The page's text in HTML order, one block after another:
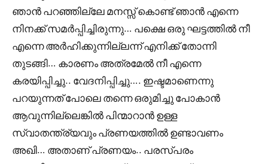
ഞാൻ പറഞ്ഞില്ലേ മനസ്സ് കൊണ്ട് ഞാൻ എന്നെ
നിനക്ക് സമർപ്പിച്ചിരുന്നു… പക്ഷെ ഒരു ഘട്ടത്തിൽ നീ
എന്നെ അർഹിക്കുന്നില്ലന്ന് എനിക്ക് തോന്നി
തുടങ്ങി… കാരണം അത്രമേൽ നീ എന്നെ
കരയിപ്പിച്ചു.. വേദനിപ്പിച്ചു…. ഇഷ്ടമാണെന്നു
പറയുന്നത് പോലെ തന്നെ ഒരുമിച്ചു പോകാൻ
ആവുന്നില്ലെങ്കിൽ പിന്മാറാൻ ഉള്ള
സ്വാതന്ത്ര്യവും പ്രണയത്തിൽ ഉണ്ടാവണം
അഖി… അതാണ് പ്രണയം.. പരസ്പരം